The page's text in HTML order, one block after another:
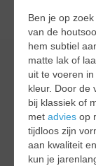
Ben je op
van de
hem subtiel
matte lak of
uit te voeren
kleur. Door de
bij klassiek of
met advies op
tijdloos zijn
aan kwaliteit
kun je